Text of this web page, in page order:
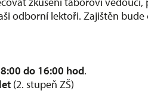
odborní lektoři. Zajištěn
8:00 do 16:00 hod.
(2. stupeň ZŠ)